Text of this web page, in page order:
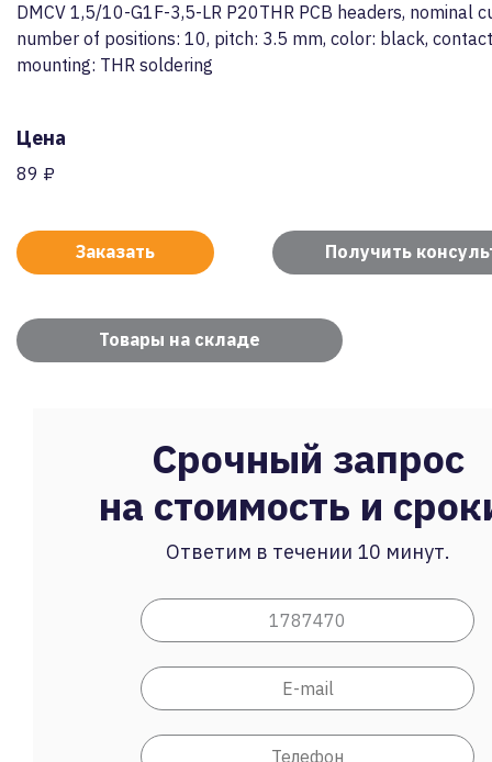
DMCV 1,5/10-G1F-3,5-LR P20THR PCB headers, nominal
number of positions: 10, pitch: 3.5 mm, color: black,
mounting: THR soldering
Цена
89 ₽
Заказать Получить
Товары на складе
Срочный запрос
на стоимость и
Ответим в течении 10 минут.